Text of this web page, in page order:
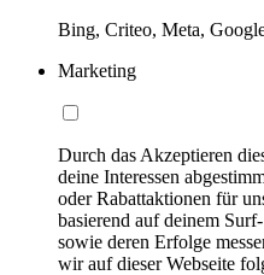
Bing, Criteo, Meta,
Marketing
Durch das Akzeptieren
deine Interessen
oder Rabattaktionen für
basierend auf deinem
sowie deren Erfolge
wir auf dieser Webseite